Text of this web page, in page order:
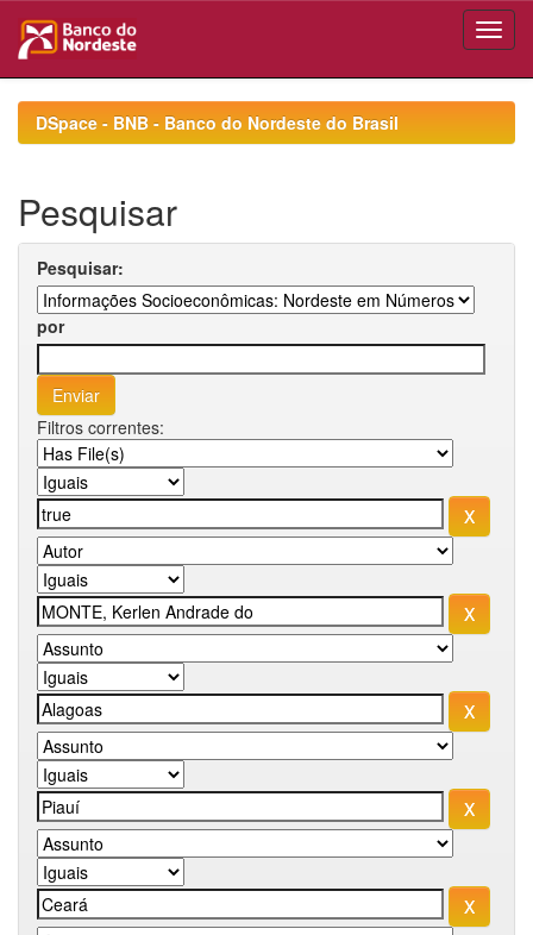
navigationDSpace - BNB - Banco do Nordeste do Brasil
Pesquisar
Pesquisar:
por
Filtros correntes: